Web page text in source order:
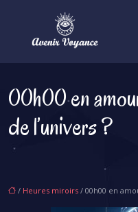
00h00 en
de l’univers ?
/ Heures miroirs / 00h00 en